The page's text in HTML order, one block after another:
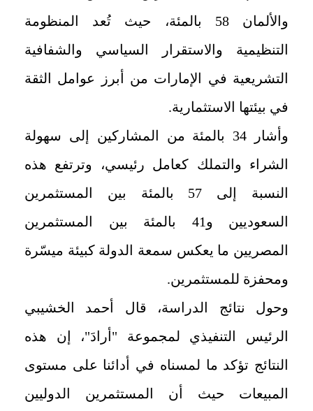
والألمان 58 بالمئة، حيث تُعد المنظومة
التنظيمية والاستقرار السياسي والشفافية
التشريعية في الإمارات من أبرز عوامل الثقة
في بيئتها الاستثمارية.
وأشار 34 بالمئة من المشاركين إلى سهولة
الشراء والتملك كعامل رئيسي، وترتفع هذه
النسبة إلى 57 بالمئة بين المستثمرين
السعوديين و41 بالمئة بين المستثمرين
المصريين ما يعكس سمعة الدولة كبيئة ميسّرة
ومحفزة للمستثمرين.
وحول نتائج الدراسة، قال أحمد الخشيبي
الرئيس التنفيذي لمجموعة "أرادَ"، إن هذه
النتائج تؤكد ما لمسناه في أدائنا على مستوى
المبيعات حيث أن المستثمرين الدوليين